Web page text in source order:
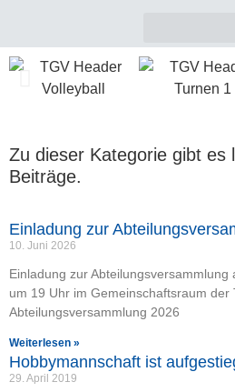
Zu dieser Kategorie gibt es
Beiträge.
Einladung zur
10. Juni 2026
Einladung zur
um 19 Uhr im Gemeinschaftsraum der
Abteilungsversammlung 2026
Weiterlesen »
Hobbymannschaft ist
29. April 2019